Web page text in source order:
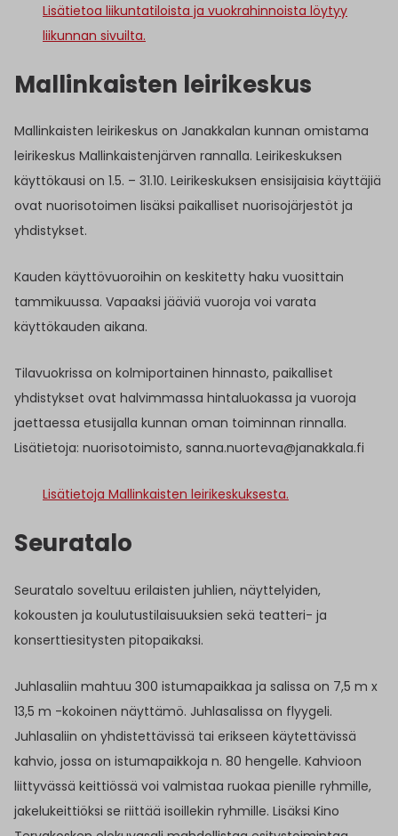
Lisätietoa liikuntatiloista ja vuokrahinnoista löytyy
liikunnan sivuilta.
Mallinkaisten leirikeskus
Mallinkaisten leirikeskus on Janakkalan kunnan omistama
leirikeskus Mallinkaistenjärven rannalla. Leirikeskuksen
käyttökausi on 1.5. – 31.10. Leirikeskuksen ensisijaisia käyttäjiä
ovat nuorisotoimen lisäksi paikalliset nuorisojärjestöt ja
yhdistykset.
Kauden käyttövuoroihin on keskitetty haku vuosittain
tammikuussa. Vapaaksi jääviä vuoroja voi varata
käyttökauden aikana.
Tilavuokrissa on kolmiportainen hinnasto, paikalliset
yhdistykset ovat halvimmassa hintaluokassa ja vuoroja
jaettaessa etusijalla kunnan oman toiminnan rinnalla.
Lisätietoja: nuorisotoimisto, sanna.nuorteva@janakkala.fi
Lisätietoja Mallinkaisten leirikeskuksesta.
Seuratalo
Seuratalo soveltuu erilaisten juhlien, näyttelyiden,
kokousten ja koulutustilaisuuksien sekä teatteri- ja
konserttiesitysten pitopaikaksi.
Juhlasaliin mahtuu 300 istumapaikkaa ja salissa on 7,5 m x
13,5 m -kokoinen näyttämö. Juhlasalissa on flyygeli.
Juhlasaliin on yhdistettävissä tai erikseen käytettävissä
kahvio, jossa on istumapaikkoja n. 80 hengelle. Kahvioon
liittyvässä keittiössä voi valmistaa ruokaa pienille ryhmille,
jakelukeittiöksi se riittää isoillekin ryhmille. Lisäksi Kino